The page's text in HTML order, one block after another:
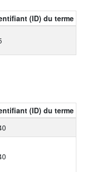
(ID) du terme
(ID) du terme